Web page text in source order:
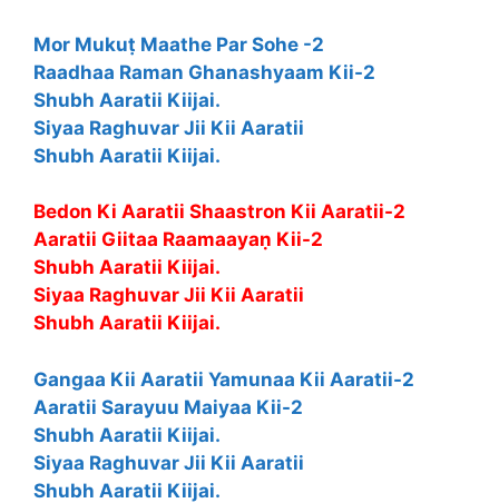
Mor Mukuṭ Maathe Par Sohe -2
Raadhaa Raman Ghanashyaam Kii-2
Shubh Aaratii Kiijai.
Siyaa Raghuvar Jii Kii Aaratii
Shubh Aaratii Kiijai.
Bedon Ki Aaratii Shaastron Kii Aaratii-2
Aaratii Giitaa Raamaayaṇ Kii-2
Shubh Aaratii Kiijai.
Siyaa Raghuvar Jii Kii Aaratii
Shubh Aaratii Kiijai.
Gangaa Kii Aaratii Yamunaa Kii Aaratii-2
Aaratii Sarayuu Maiyaa Kii-2
Shubh Aaratii Kiijai.
Siyaa Raghuvar Jii Kii Aaratii
Shubh Aaratii Kiijai.